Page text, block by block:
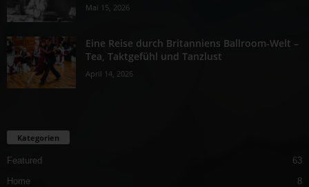
Mai 15, 2026
Eine Reise durch Britanniens Ballroom-Welt –
Tea, Taktgefühl und Tanzlust
April 14, 2026
Kategorien
Featured
63
Home
8